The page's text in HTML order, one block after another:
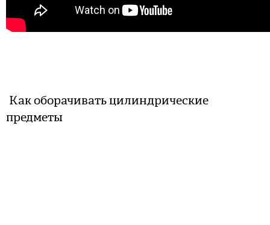
Как оборачивать цилиндрические
предметы